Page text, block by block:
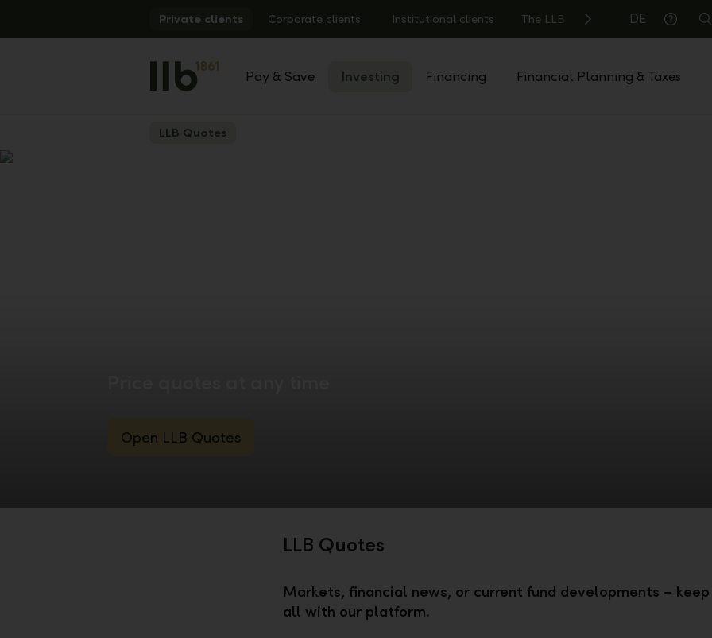
Private clients Corporate clients Institutional clients The LLB
DE
Help
Pay & Save Investing Financing Financial Planning & Taxes
LLB Quotes
Open LLB Quotes
LLB Quotes
Markets, financial news, or current fund developments –
all with our platform.